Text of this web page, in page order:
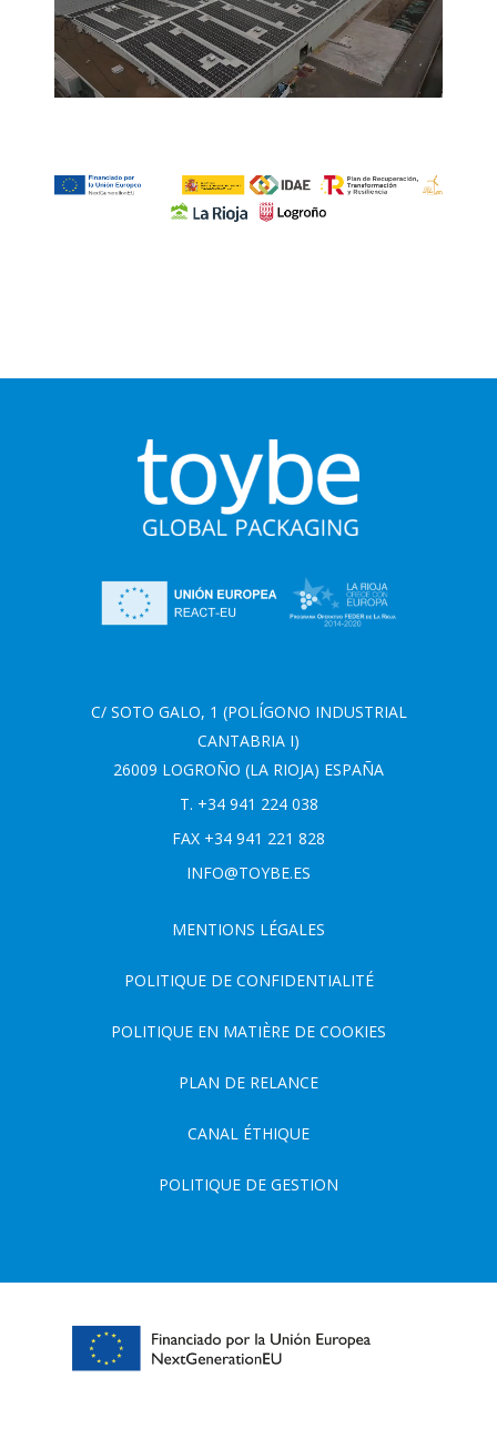
C/ SOTO GALO, 1 (POLÍGONO INDUSTRIAL
CANTABRIA I)
26009 LOGROÑO (LA RIOJA) ESPAÑA
T. +34 941 224 038
FAX +34 941 221 828
INFO@TOYBE.ES
MENTIONS LÉGALES
POLITIQUE DE CONFIDENTIALITÉ
POLITIQUE EN MATIÈRE DE COOKIES
PLAN DE RELANCE
CANAL ÉTHIQUE
POLITIQUE DE GESTION